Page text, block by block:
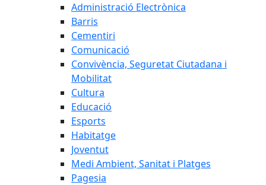
Administració Electrònica
Barris
Cementiri
Comunicació
Convivència, Seguretat Ciutadana i
Mobilitat
Cultura
Educació
Esports
Habitatge
Joventut
Medi Ambient, Sanitat i Platges
Pagesia